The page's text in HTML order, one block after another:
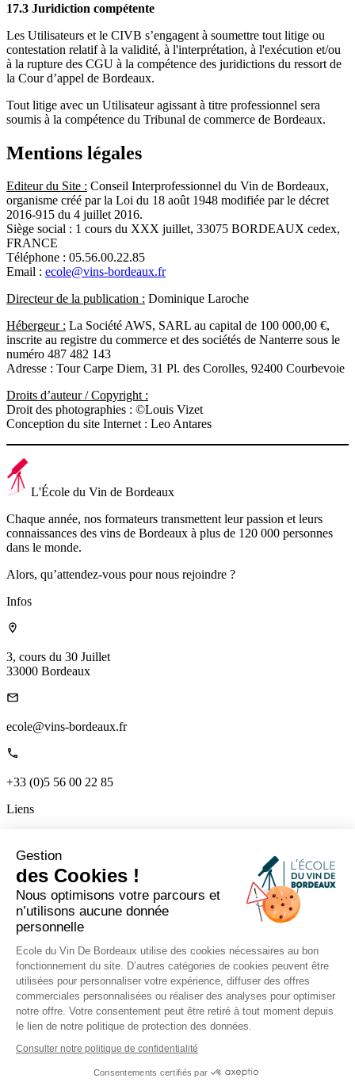
17.3 Juridiction compétente
Les Utilisateurs et le CIVB s’engagent à soumettre tout litige ou
contestation relatif à la validité, à l'interprétation, à l'exécution et/ou
à la rupture des CGU à la compétence des juridictions du ressort de
la Cour d’appel de Bordeaux.
Tout litige avec un Utilisateur agissant à titre professionnel sera
soumis à la compétence du Tribunal de commerce de Bordeaux.
Mentions légales
Editeur du Site : Conseil Interprofessionnel du Vin de Bordeaux,
organisme créé par la Loi du 18 août 1948 modifiée par le décret
2016-915 du 4 juillet 2016.
Siège social : 1 cours du XXX juillet, 33075 BORDEAUX cedex,
FRANCE
Téléphone : 05.56.00.22.85
Email : ecole@vins-bordeaux.fr
Directeur de la publication : Dominique Laroche
Hébergeur : La Société AWS, SARL au capital de 100 000,00 €,
inscrite au registre du commerce et des sociétés de Nanterre sous le
numéro 487 482 143
Adresse : Tour Carpe Diem, 31 Pl. des Corolles, 92400 Courbevoie
Droits d’auteur / Copyright :
Droit des photographies : ©Louis Vizet
Conception du site Internet : Leo Antares
L'École du Vin de Bordeaux
Chaque année, nos formateurs transmettent leur passion et leurs
connaissances des vins de Bordeaux à plus de 120 000 personnes
dans le monde.
Alors, qu’attendez-vous pour nous rejoindre ?
Infos
3, cours du 30 Juillet
33000 Bordeaux
ecole@vins-bordeaux.fr
+33 (0)5 56 00 22 85
Liens
Qui sommes-nous
Nos ateliers
Professionnels
Nos formateurs
Le mag
Contactez nous
L’extranet formateurs
Suivez-nous sur les réseaux pour rester connecté.
CGU-CGV
Vie privée et données personnelles
Jeu concours
L'abus d'alcool est dangereux pour la santé, à consommer avec
Gestion
des Cookies !
Nous optimisons votre parcours et
n’utilisons aucune donnée
personnelle
Ecole du Vin De Bordeaux utilise des cookies nécessaires au bon
fonctionnement du site. D’autres catégories de cookies peuvent être
utilisées pour personnaliser votre expérience, diffuser des offres
commerciales personnalisées ou réaliser des analyses pour optimiser
notre offre. Votre consentement peut être retiré à tout moment depuis
le lien de notre politique de protection des données.
Consulter notre politique de confidentialité
Consentements certifiés par